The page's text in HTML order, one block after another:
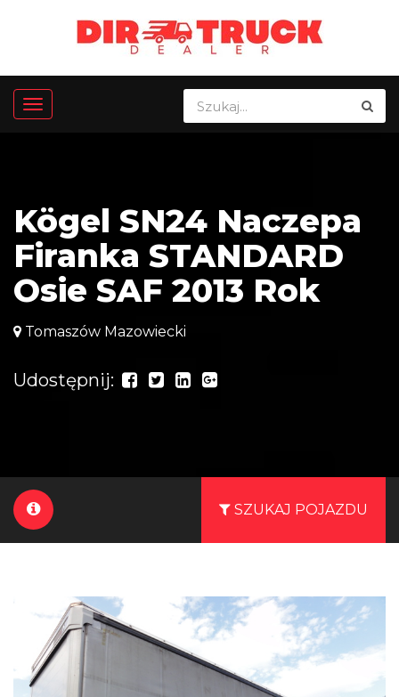
Kögel SN24 Naczepa
Firanka STANDARD
Osie SAF 2013 Rok
Tomaszów Mazowiecki
Udostępnij:
SZUKAJ POJAZDU